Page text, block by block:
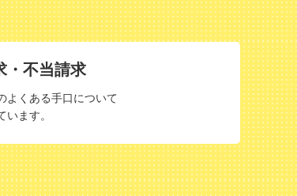
・不当請求
よくある手口について
います。